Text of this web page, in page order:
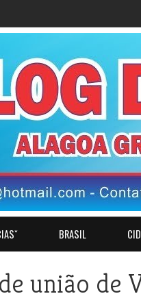
BRASIL
união de